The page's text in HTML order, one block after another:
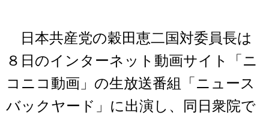
日本共産党の穀田恵二国対委員長は
８日のインターネット動画サイト「ニ
コニコ動画」の生放送番組「ニュース
バックヤード」に出演し、同日衆院で